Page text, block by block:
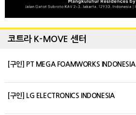
코트라 K-MOVE 센터
[구인] PT MEGA FOAMWORKS INDONESIA
[구인] LG ELECTRONICS INDONESIA